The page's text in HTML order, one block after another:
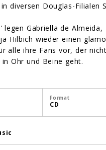
diversen Douglas-Filialen
Gabriella de Almeida,
Hilbich wieder einen
alle ihre Fans vor, der
Ohr und Beine geht.
Format
CD